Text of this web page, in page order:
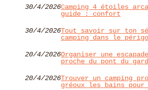
30/4/2026Camping 4 étoiles
guide : confort
30/4/2026Tout savoir sur ton
camping dans le
20/4/2026Organiser une
proche du pont du gard
20/4/2026Trouver un camping
gréoux les bains